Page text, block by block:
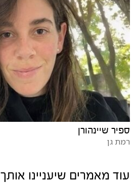
ספיר שיינהורן
רמת גן
עוד מאמרים שיעניינו אותך